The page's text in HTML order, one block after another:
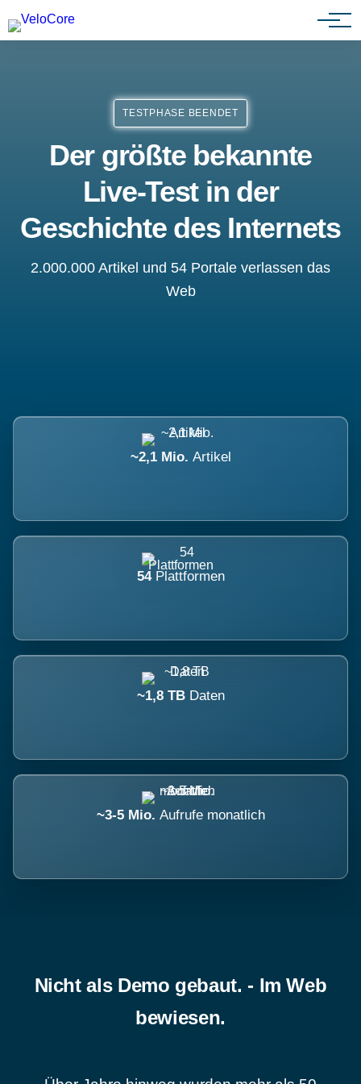
Partnerprogramm
TESTPHASE BEENDET
Der größte bekannte
Live-Test in der
Geschichte des Internets
2.000.000 Artikel und 54 Portale verlassen das
Web
~2,1 Mio. Artikel
54 Plattformen
~1,8 TB Daten
~3-5 Mio. Aufrufe monatlich
Nicht als Demo gebaut. - Im Web
bewiesen.